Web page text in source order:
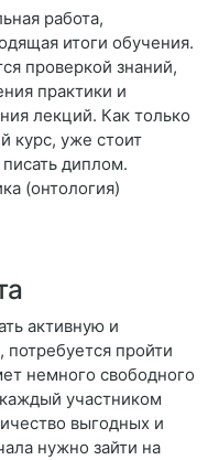
работа,
итоги обучения.
проверкой знаний,
практики и
лекций. Как только
курс, уже стоит
диплом.
(онтология)
активную и
пройти
немного свободного
участником
выгодных и
нужно зайти на